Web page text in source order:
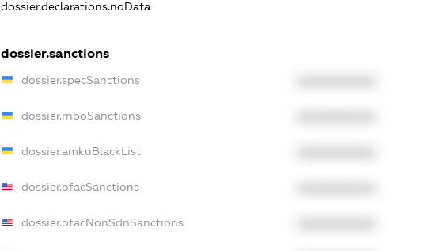
dossier.declarations.noData
dossier.sanctions
dossier.specSanctions
dossier.rnboSanctions
dossier.amkuBlackList
dossier.ofacSanctions
dossier.ofacNonSdnSanctions